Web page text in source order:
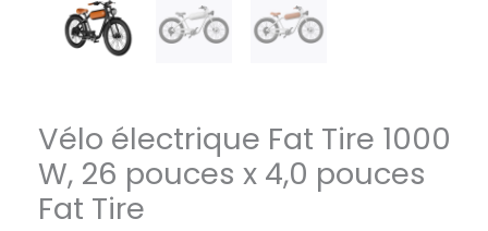
Vélo électrique Fat Tire 1000
W, 26 pouces x 4,0 pouces
Fat Tire